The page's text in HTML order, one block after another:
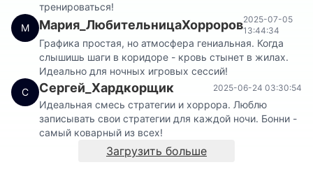
тренироваться!
М
Мария_ЛюбительницаХорроров2025-07-05
13:44:34
Графика простая, но атмосфера гениальная. Когда
слышишь шаги в коридоре - кровь стынет в жилах.
Идеально для ночных игровых сессий!
С
Сергей_Хардкорщик 2025-06-24 03:30:54
Идеальная смесь стратегии и хоррора. Люблю
записывать свои стратегии для каждой ночи. Бонни -
самый коварный из всех!
Загрузить больше